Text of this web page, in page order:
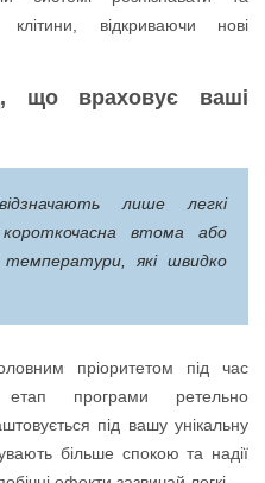
відкриваючи нові
що враховує ваші
лише легкі
втома або
температури, які швидко
пріоритетом під час
програми ретельно
під вашу унікальну
більше спокою та надії